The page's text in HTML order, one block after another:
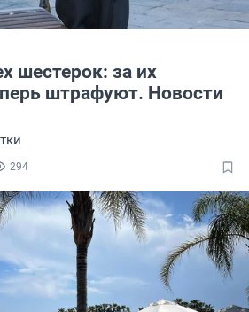
шестерок: за их
штрафуют. Новости
294